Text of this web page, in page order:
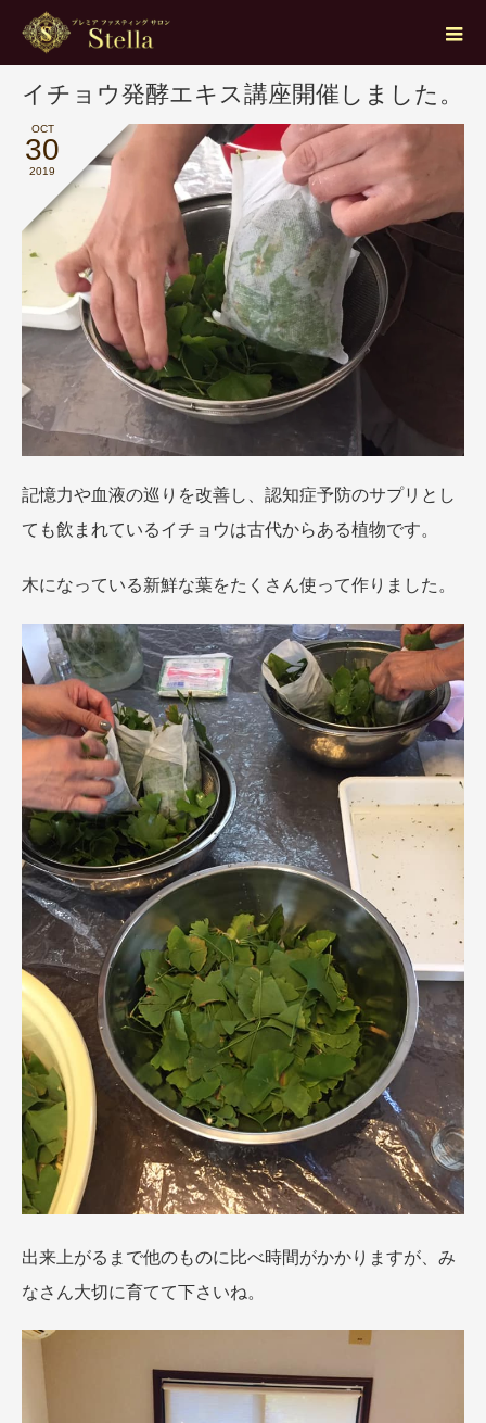
ブログ 発酵エキス イチョウ発酵エキス講座開催しました。
イチョウ発酵エキス講座開催しました。
OCT
30
2019
記憶力や血液の巡りを改善し、認知症予防のサプリとし
ても飲まれているイチョウは古代からある植物です。
木になっている新鮮な葉をたくさん使って作りました。
出来上がるまで他のものに比べ時間がかかりますが、み
なさん大切に育てて下さいね。